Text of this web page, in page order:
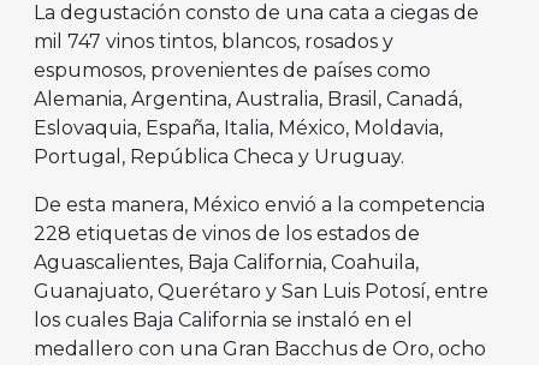
La degustación consto de una cata a ciegas de
mil 747 vinos tintos, blancos, rosados y
espumosos, provenientes de países como
Alemania, Argentina, Australia, Brasil, Canadá,
Eslovaquia, España, Italia, México, Moldavia,
Portugal, República Checa y Uruguay.
De esta manera, México envió a la competencia
228 etiquetas de vinos de los estados de
Aguascalientes, Baja California, Coahuila,
Guanajuato, Querétaro y San Luis Potosí, entre
los cuales Baja California se instaló en el
medallero con una Gran Bacchus de Oro, ocho